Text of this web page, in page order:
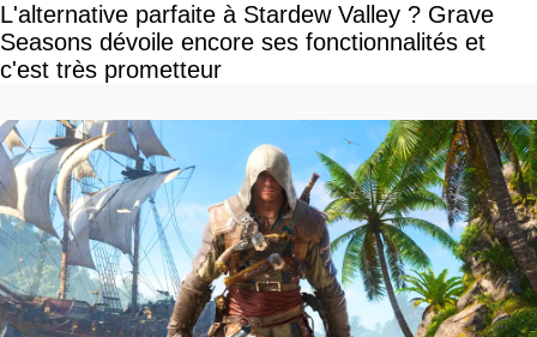
L'alternative parfaite à Stardew Valley ? Grave
Seasons dévoile encore ses fonctionnalités et
c'est très prometteur